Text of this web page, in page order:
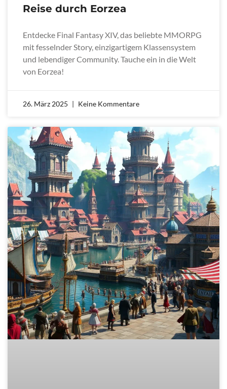
Reise durch Eorzea
Entdecke Final Fantasy XIV, das beliebte MMORPG
mit fesselnder Story, einzigartigem Klassensystem
und lebendiger Community. Tauche ein in die Welt
von Eorzea!
26. März 2025 Keine Kommentare